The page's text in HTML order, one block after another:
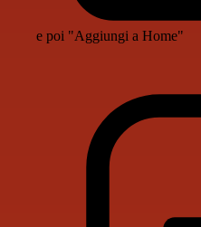
e poi "Aggiungi a Home"